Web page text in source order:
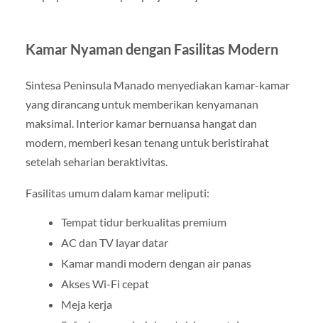
Kamar Nyaman dengan Fasilitas Modern
Sintesa Peninsula Manado menyediakan kamar-kamar
yang dirancang untuk memberikan kenyamanan
maksimal. Interior kamar bernuansa hangat dan
modern, memberi kesan tenang untuk beristirahat
setelah seharian beraktivitas.
Fasilitas umum dalam kamar meliputi:
Tempat tidur berkualitas premium
AC dan TV layar datar
Kamar mandi modern dengan air panas
Akses Wi-Fi cepat
Meja kerja